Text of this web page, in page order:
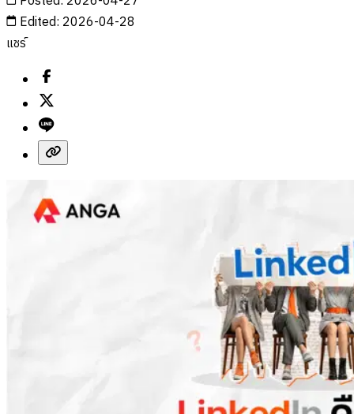
Edited: 2026-04-28
แชร์